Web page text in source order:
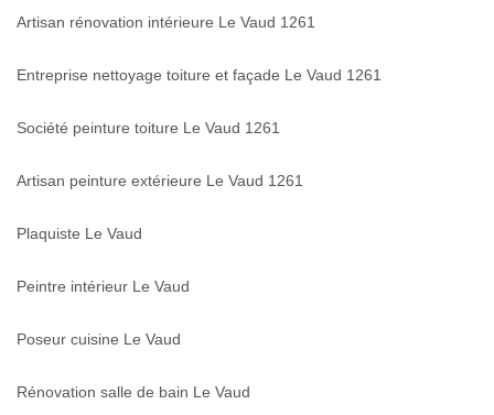
Artisan rénovation intérieure Le Vaud 1261
Entreprise nettoyage toiture et façade Le Vaud 1261
Société peinture toiture Le Vaud 1261
Artisan peinture extérieure Le Vaud 1261
Plaquiste Le Vaud
Peintre intérieur Le Vaud
Poseur cuisine Le Vaud
Rénovation salle de bain Le Vaud